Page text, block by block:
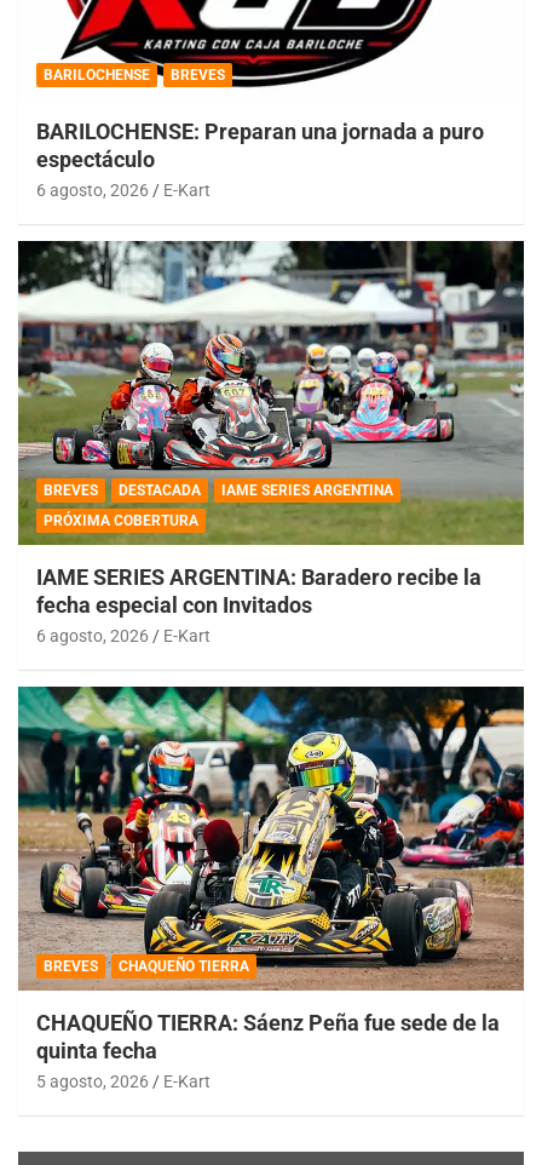
BARILOCHENSE BREVES
BARILOCHENSE: Preparan una jornada a puro
espectáculo
6 agosto, 2026 E-Kart
BREVES DESTACADA
IAME SERIES ARGENTINA
PRÓXIMA COBERTURA
IAME SERIES ARGENTINA: Baradero recibe la
fecha especial con Invitados
6 agosto, 2026 E-Kart
BREVES CHAQUEÑO TIERRA
CHAQUEÑO TIERRA: Sáenz Peña fue sede de la
quinta fecha
5 agosto, 2026 E-Kart